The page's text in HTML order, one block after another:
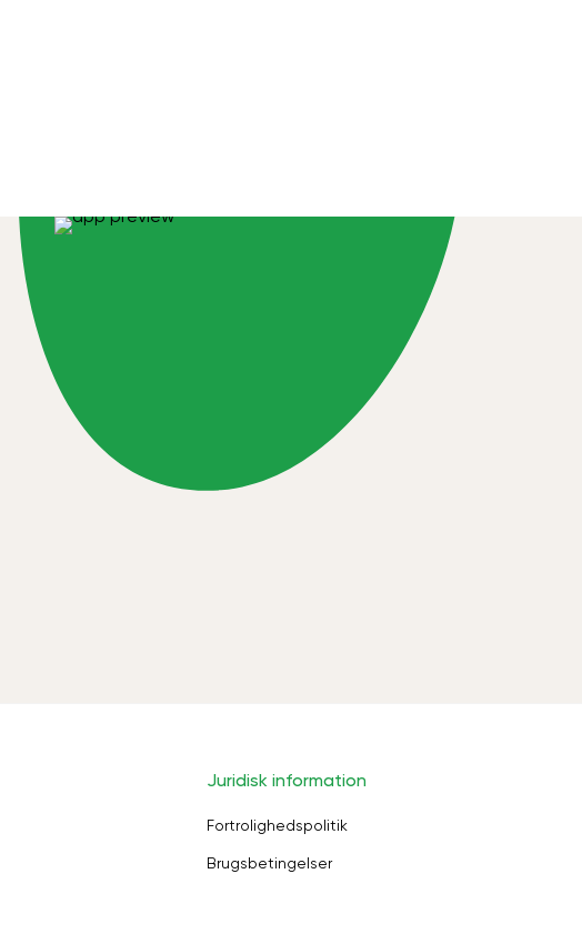
Juridisk information
Fortrolighedspolitik
Brugsbetingelser